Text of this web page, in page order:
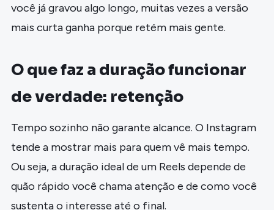
você já gravou algo longo, muitas vezes a versão
mais curta ganha porque retém mais gente.
O que faz a duração funcionar
de verdade: retenção
Tempo sozinho não garante alcance. O Instagram
tende a mostrar mais para quem vê mais tempo.
Ou seja, a duração ideal de um Reels depende de
quão rápido você chama atenção e de como você
sustenta o interesse até o final.